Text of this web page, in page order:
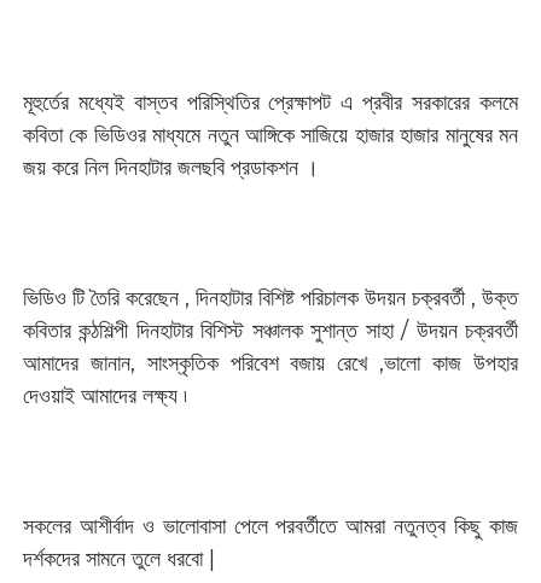
মূহুর্তের মধ্যেই বাস্তব পরিস্থিতির প্রেক্ষাপট এ প্রবীর সরকারের কলমে
কবিতা কে ভিডিওর মাধ্যমে নতুন আঙ্গিকে সাজিয়ে হাজার হাজার মানুষের মন
জয় করে নিল দিনহাটার জলছবি প্রডাকশন ।
ভিডিও টি তৈরি করেছেন , দিনহাটার বিশিষ্ট পরিচালক উদয়ন চক্রবর্তী , উক্ত
কবিতার কন্ঠশিল্পী দিনহাটার বিশিস্ট সঞ্চালক সুশান্ত সাহা / উদয়ন চক্রবর্তী
আমাদের জানান, সাংস্কৃতিক পরিবেশ বজায় রেখে ,ভালো কাজ উপহার
দেওয়াই আমাদের লক্ষ্য ৷
সকলের আশীর্বাদ ও ভালোবাসা পেলে পরবর্তীতে আমরা নতুনত্ব কিছু কাজ
দর্শকদের সামনে তুলে ধরবো |